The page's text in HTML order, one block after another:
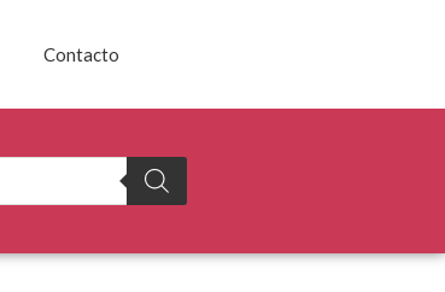
Contacto